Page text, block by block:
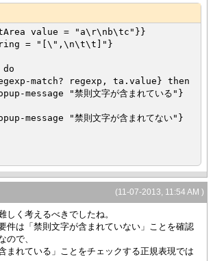
value = "a\r\nb\tc"}}
= "[\",\n\t\t]"}
regexp, ta.value} then
"禁則文字が含まれている"}
"禁則文字が含まれてない"}
(11-07-2013, 11:54 AM )
しく考えるべきでしたね。
件は「禁則文字が含まれていない」ことを確認
ので、
まれている」ことをチェックする正規表現では